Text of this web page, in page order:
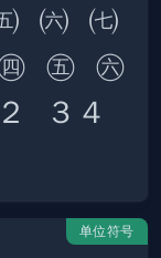
㈥ ㈦
㊄ ㊅
３４
单位符号